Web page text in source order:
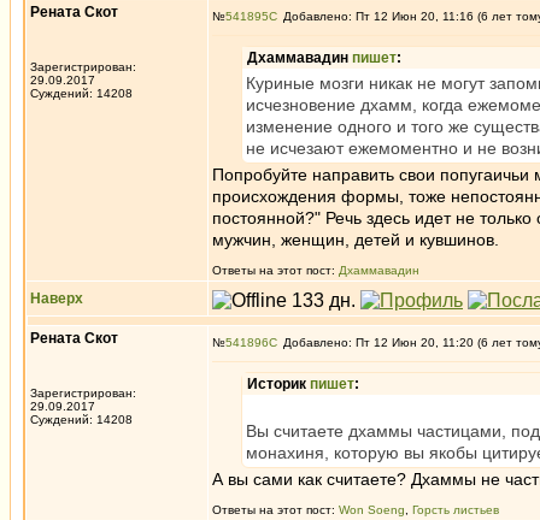
Рената Скот
Зарегистрирован:
29.09.2017
Суждений: 14208
№541895 Добавлено: Пт 12 Июн 20, 11:16 (6 лет
Дхаммавадин пишет:
Куриные мозги никак не могут
исчезновение дхамм, когда
изменение одного и того же
не исчезают ежемоментно и не
Попробуйте направить свои
происхождения формы, тоже
постоянной?" Речь здесь идет не
мужчин, женщин, детей и кувшинов.
Ответы на этот пост: Дхаммавадин
Наверх
Рената Скот
Зарегистрирован:
29.09.2017
Суждений: 14208
№541896 Добавлено: Пт 12 Июн 20, 11:20 (6 лет
Историк пишет:
Вы считаете дхаммы частицами,
монахиня, которую вы якобы
А вы сами как считаете? Дхаммы не
Ответы на этот пост: Won Soeng Горсть листьев